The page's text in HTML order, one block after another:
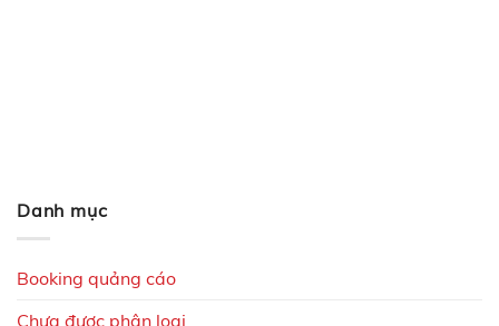
Danh mục
Booking quảng cáo
Chưa được phân loại